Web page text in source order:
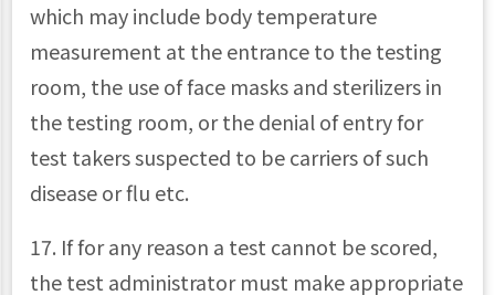
which may include body temperature
measurement at the entrance to the testing
room, the use of face masks and sterilizers in
the testing room, or the denial of entry for
test takers suspected to be carriers of such
disease or flu etc.
17. If for any reason a test cannot be scored,
the test administrator must make appropriate